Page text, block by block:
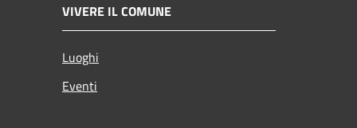
VIVERE IL COMUNE
Luoghi
Eventi